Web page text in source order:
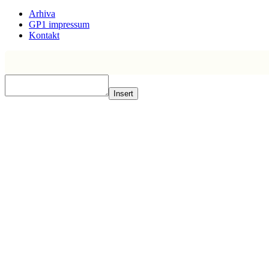
Arhiva
GP1 impressum
Kontakt
Insert